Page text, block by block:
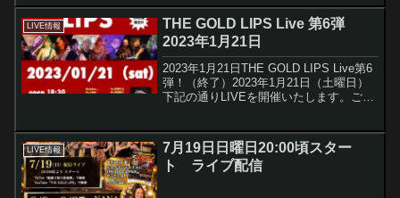
しています。 ...
LIVE情報
THE GOLD LIPS Live 第6弾
2023年1月21日
2023年1月21日THE GOLD LIPS Live第6
弾！（終了）2023年1月21日（土曜日）
下記の通りLIVEを開催いたします。ご予
時・料金＞1月21日（日)...
LIVE情報
7月19日日曜日20:00頃スター
ト ライブ配信